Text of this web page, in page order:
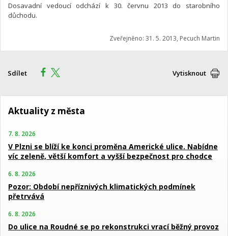
Dosavadní vedoucí odchází k 30. červnu 2013 do starobního
důchodu.
Zveřejněno: 31. 5. 2013, Pecuch Martin
Sdílet Vytisknout
Aktuality z města
7. 8. 2026
V Plzni se blíží ke konci proměna Americké ulice. Nabídne
víc zeleně, větší komfort a vyšší bezpečnost pro chodce
6. 8. 2026
Pozor: Období nepříznivých klimatických podmínek
přetrvává
6. 8. 2026
Do ulice na Roudné se po rekonstrukci vrací běžný provoz